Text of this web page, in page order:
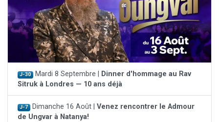
J-30 Mardi 8 Septembre |
Dinner d'hommage au Rav
Sitruk à Londres — 10 ans déjà
J-7 Dimanche 16 Août | Venez rencontrer le Admour
de Ungvar à Natanya!